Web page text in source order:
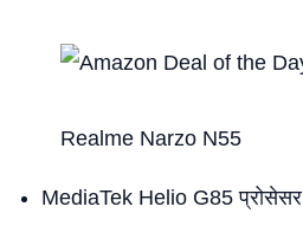
Realme Narzo N55
MediaTek Helio G85 प्रोसेसर